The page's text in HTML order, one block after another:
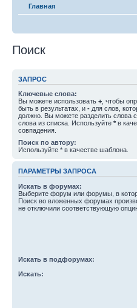
Главная
Поиск
ЗАПРОС
Ключевые слова:
Вы можете использовать + , чтобы
быть в результатах, и - для слов,
должно. Вы можете разделить слова
слова из списка. Используйте * в
совпадения.
Поиск по автору:
Используйте * в качестве шаблона.
ПАРАМЕТРЫ ЗАПРОСА
Искать в форумах:
Выберите форум или форумы, в
Поиск во вложенных форумах
не отключили соответствующую
Искать в подфорумах:
Искать: